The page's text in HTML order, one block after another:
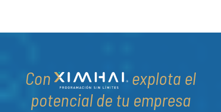
Con
explota el
potencial de tu empresa